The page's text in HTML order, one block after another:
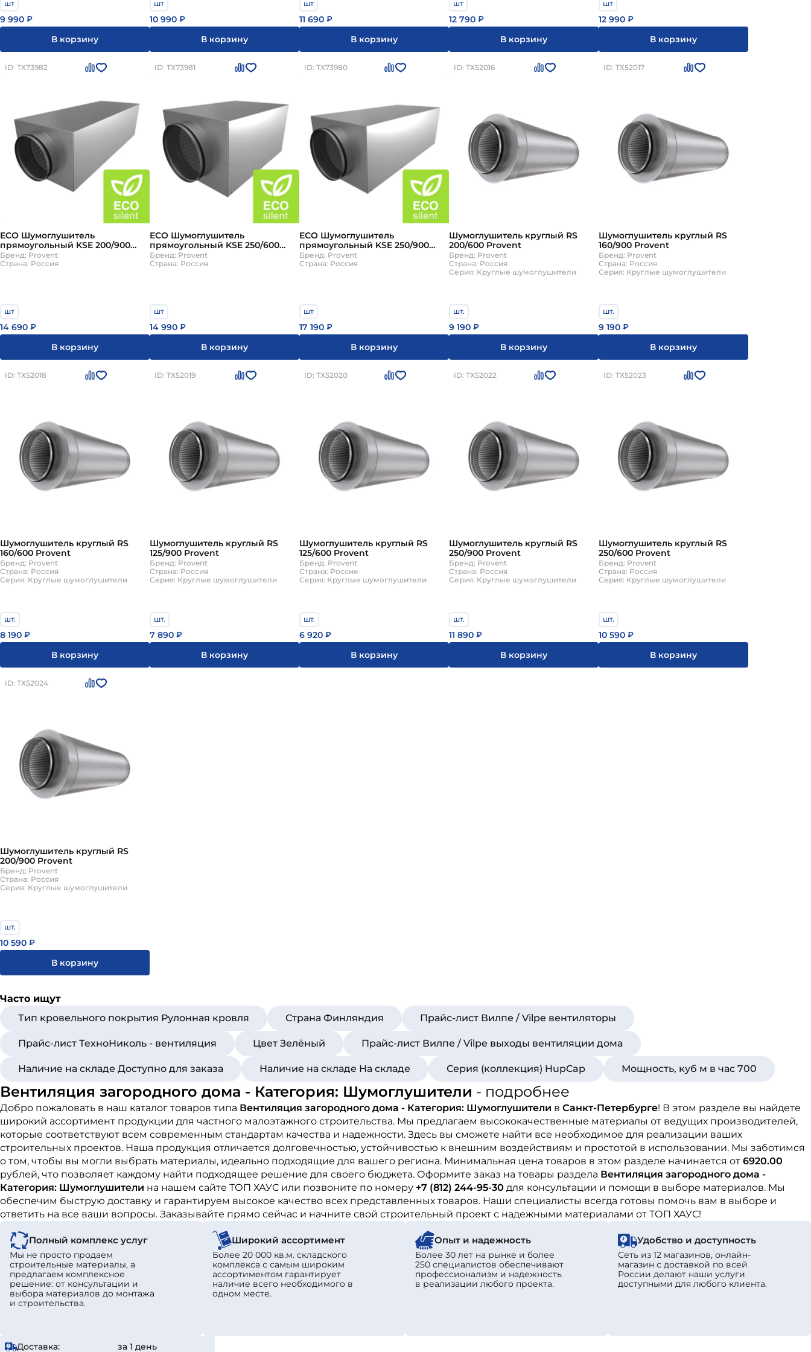
шт
9 990 ₽
В корзину
шт
10 990 ₽
В корзину
шт
11 690 ₽
В корзину
шт
12 790 ₽
В корзину
шт
12 990 ₽
В корзину
ID: ТХ73982
ECO Шумоглушитель
прямоугольный KSE 200/900
Provent
Бренд: Provent
Страна: Россия
шт
14 690 ₽
В корзину
ID: ТХ73981
ECO Шумоглушитель
прямоугольный KSE 250/600
Provent
Бренд: Provent
Страна: Россия
шт
14 990 ₽
В корзину
ID: ТХ73980
ECO Шумоглушитель
прямоугольный KSE 250/900
Provent
Бренд: Provent
Страна: Россия
шт
17 190 ₽
В корзину
ID: ТХ52016
Шумоглушитель круглый RS
200/600 Provent
Бренд: Provent
Страна: Россия
Серия: Круглые шумоглушители
шт.
9 190 ₽
В корзину
ID: ТХ52017
Шумоглушитель круглый RS
160/900 Provent
Бренд: Provent
Страна: Россия
Серия: Круглые шумоглушители
шт.
9 190 ₽
В корзину
ID: ТХ52018
Шумоглушитель круглый RS
160/600 Provent
Бренд: Provent
Страна: Россия
Серия: Круглые шумоглушители
шт.
8 190 ₽
В корзину
ID: ТХ52019
Шумоглушитель круглый RS
125/900 Provent
Бренд: Provent
Страна: Россия
Серия: Круглые шумоглушители
шт.
7 890 ₽
В корзину
ID: ТХ52020
Шумоглушитель круглый RS
125/600 Provent
Бренд: Provent
Страна: Россия
Серия: Круглые шумоглушители
шт.
6 920 ₽
В корзину
ID: ТХ52022
Шумоглушитель круглый RS
250/900 Provent
Бренд: Provent
Страна: Россия
Серия: Круглые шумоглушители
шт.
11 890 ₽
В корзину
ID: ТХ52023
Шумоглушитель круглый RS
250/600 Provent
Бренд: Provent
Страна: Россия
Серия: Круглые шумоглушители
шт.
10 590 ₽
В корзину
ID: ТХ52024
Шумоглушитель круглый RS
200/900 Provent
Бренд: Provent
Страна: Россия
Серия: Круглые шумоглушители
шт.
10 590 ₽
В корзину
Часто ищут
Тип кровельного покрытия Рулонная кровля
Страна Финляндия Прайс-лист Вилпе / Vilpe вентиляторы
Прайс-лист ТехноНиколь - вентиляция Цвет Зелёный Прайс-лист Вилпе / Vilpe выходы вентиляции дома
Наличие на складе Доступно для заказа Наличие на складе На складе Серия (коллекция) HupCap Мощность, куб м в час 700
Вентиляция загородного дома - Категория: Шумоглушители - подробнее
Добро пожаловать в наш каталог товаров типа Вентиляция загородного дома - Категория: Шумоглушители в Санкт-Петербурге! В этом разделе вы найдете
широкий ассортимент продукции для частного малоэтажного строительства. Мы предлагаем высококачественные материалы от ведущих производителей,
которые соответствуют всем современным стандартам качества и надежности. Здесь вы сможете найти все необходимое для реализации ваших
строительных проектов. Наша продукция отличается долговечностью, устойчивостью к внешним воздействиям и простотой в использовании. Мы заботимся
о том, чтобы вы могли выбрать материалы, идеально подходящие для вашего региона. Минимальная цена товаров в этом разделе начинается от 6920.00
рублей, что позволяет каждому найти подходящее решение для своего бюджета. Оформите заказ на товары раздела Вентиляция загородного дома -
Категория: Шумоглушители на нашем сайте ТОП ХАУС или позвоните по номеру +7 (812) 244-95-30 для консультации и помощи в выборе материалов. Мы
обеспечим быструю доставку и гарантируем высокое качество всех представленных товаров. Наши специалисты всегда готовы помочь вам в выборе и
ответить на все ваши вопросы. Заказывайте прямо сейчас и начните свой строительный проект с надежными материалами от ТОП ХАУС!
Полный комплекс услуг
Мы не просто продаем
строительные материалы, а
предлагаем комплексное
решение: от консультации и
выбора материалов до монтажа
и строительства.
Широкий ассортимент
Более 20 000 кв.м. складского
комплекса с самым широким
ассортиментом гарантирует
наличие всего необходимого в
одном месте.
Опыт и надежность
Более 30 лет на рынке и более
250 специалистов обеспечивают
профессионализм и надежность
в реализации любого проекта.
Удобство и доступность
Сеть из 12 магазинов, онлайн-
магазин с доставкой по всей
России делают наши услуги
доступными для любого клиента.
Доставка: за 1 день